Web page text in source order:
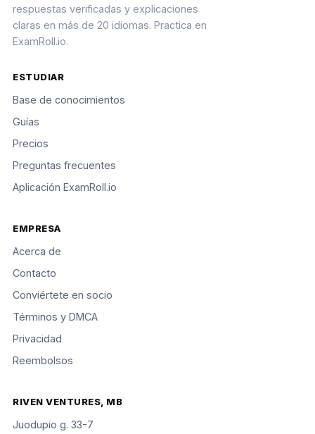
respuestas verificadas y explicaciones
claras en más de 20 idiomas. Practica en
ExamRoll.io.
ESTUDIAR
Base de conocimientos
Guías
Precios
Preguntas frecuentes
Aplicación ExamRoll.io
EMPRESA
Acerca de
Contacto
Conviértete en socio
Términos y DMCA
Privacidad
Reembolsos
RIVEN VENTURES, MB
Juodupio g. 33-7